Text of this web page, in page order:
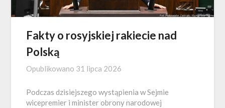
Fakty o rosyjskiej rakiecie nad
Polską
Opublikowano 31 lipca 2026
Podczas dzisiejszego wystąpienia w Sejmie
wicepremier i minister obrony narodowej